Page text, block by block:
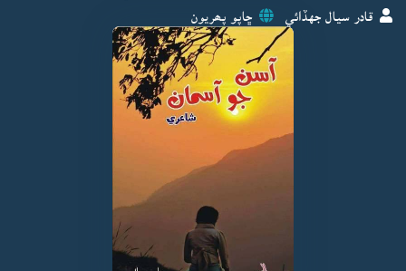
قادر سيال جهڏائي ڇاپو پھريون